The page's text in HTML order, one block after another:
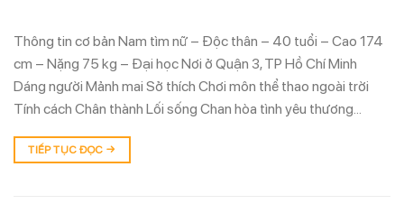
Thông tin cơ bản Nam tìm nữ – Độc thân – 40 tuổi – Cao 174
cm – Nặng 75 kg – Đại học Nơi ở Quận 3, TP Hồ Chí Minh
Dáng người Mảnh mai Sở thích Chơi môn thể thao ngoài trời
Tính cách Chân thành Lối sống Chan hòa tình yêu thương…
TIẾP TỤC ĐỌC →